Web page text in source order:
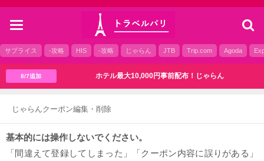
toggle
サプライス -攻略 HIS -攻略 じゃらん JTB Trip.com Agoda
8/7追加 ホテル最大10,000円事前配布！じゃらん
じゃらんクーポン編集・削除
基本的には操作しないでください。
「間違えて登録してしまった」「クーポン内容に誤りがある」